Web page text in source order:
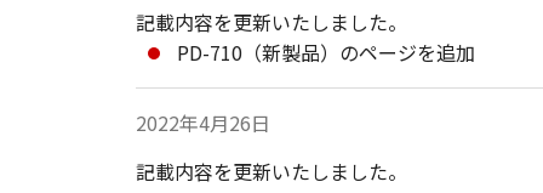
記載内容を更新いたしました。
PD-710（新製品）のページを追加
2022年4月26日
記載内容を更新いたしました。